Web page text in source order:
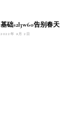
基础s2l3w60告别春天
2022年 9月 2日